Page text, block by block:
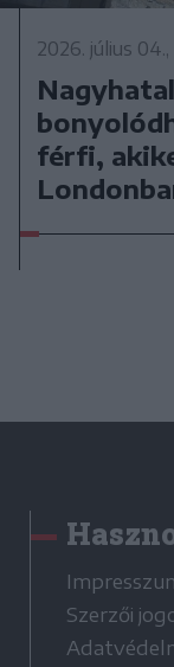
2026. július
férfi,
Szerzői